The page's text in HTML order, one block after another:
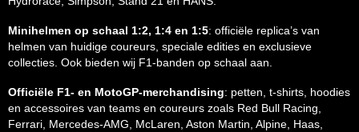
Minihelmen op schaal 1:2, 1:4 en 1:5: officiële replica’s van
helmen van huidige coureurs, speciale edities en exclusieve
collecties. Ook bieden wij F1-banden op schaal aan.
Officiële F1- en MotoGP-merchandising: petten, t-shirts, hoodies
en accessoires van teams en coureurs zoals Red Bull Racing,
Ferrari, Mercedes-AMG, McLaren, Aston Martin, Alpine, Haas,